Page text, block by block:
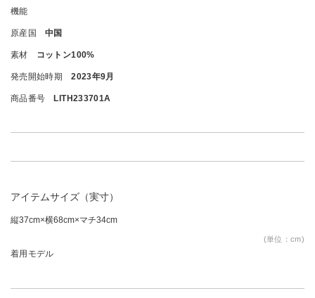
機能
原産国 中国
素材 コットン100%
発売開始時期 2023年9月
商品番号 LITH233701A
アイテムサイズ（実寸）
縦37cm×横68cm×マチ34cm
(単位：cm)
着用モデル